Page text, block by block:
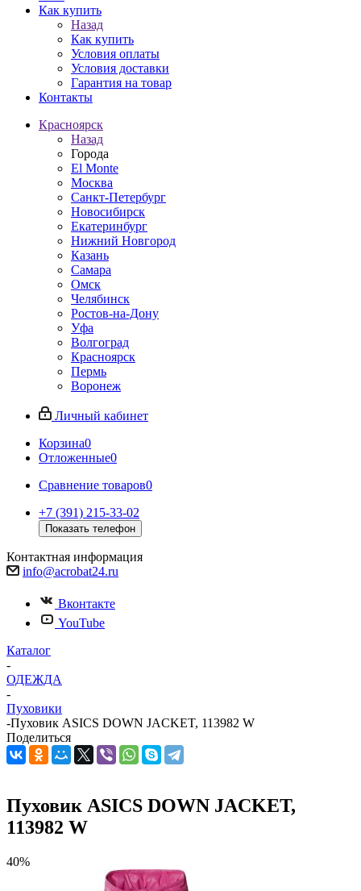
Как купить
Назад
Как купить
Условия оплаты
Условия доставки
Гарантия на товар
Контакты
Красноярск
Назад
Города
El Monte
Москва
Санкт-Петербург
Новосибирск
Екатеринбург
Нижний Новгород
Казань
Самара
Омск
Челябинск
Ростов-на-Дону
Уфа
Волгоград
Красноярск
Пермь
Воронеж
Личный кабинет
Корзина0
Отложенные0
Сравнение товаров0
+7 (391) 215-33-02
Показать телефон
Контактная информация
info@acrobat24.ru
Вконтакте
YouTube
Каталог
-
ОДЕЖДА
-
Пуховики
-Пуховик ASICS DOWN JACKET, 113982 W
Поделиться
Пуховик ASICS DOWN JACKET,
113982 W
40%